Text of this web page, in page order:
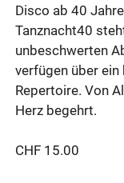
Disco ab 40
Tanznacht40
unbeschwerten
verfügen über
Repertoire. Von
Herz begehrt.
CHF 15.00